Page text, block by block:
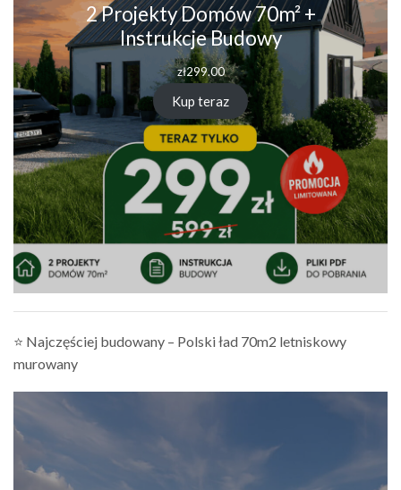
2 Projekty Domów 70m² +
Instrukcje Budowy
zł299.00
Kup teraz
⭐ Najczęściej budowany – Polski ład 70m2 letniskowy
murowany